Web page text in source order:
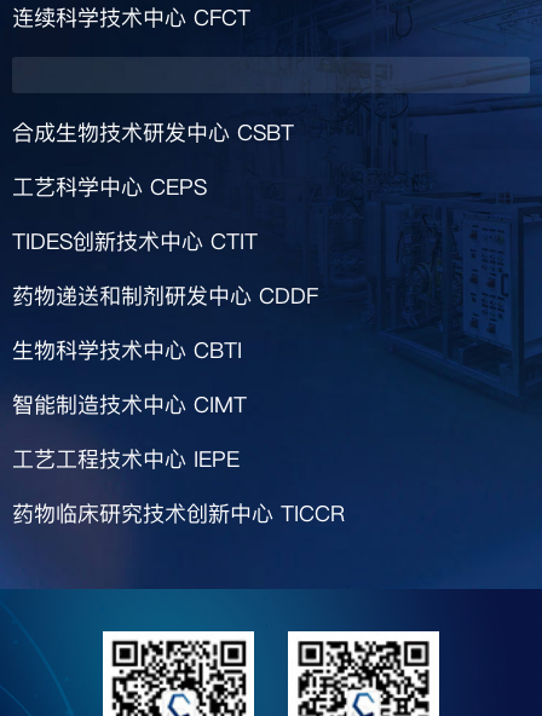
连续科学技术中心 CFCT
合成生物技术研发中心 CSBT
工艺科学中心 CEPS
TIDES创新技术中心 CTIT
药物递送和制剂研发中心 CDDF
生物科学技术中心 CBTI
智能制造技术中心 CIMT
工艺工程技术中心 IEPE
药物临床研究技术创新中心 TICCR